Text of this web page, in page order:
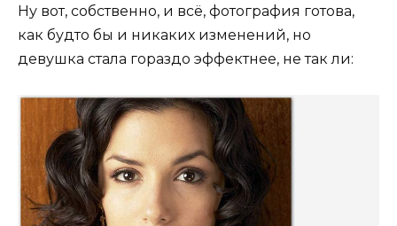
Ну вот, собственно, и всё, фотография готова,
как будто бы и никаких изменений, но
девушка стала гораздо эффектнее, не так ли: